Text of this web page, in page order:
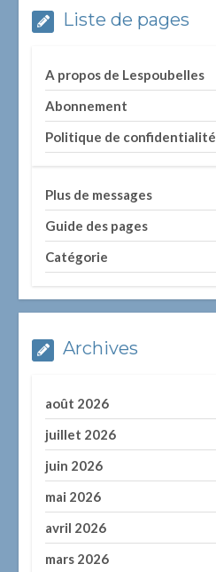
Liste de pages
A propos de Lespoubelles
Abonnement
Politique de confidentialité
Plus de messages
Guide des pages
Catégorie
Archives
août 2026
juillet 2026
juin 2026
mai 2026
avril 2026
mars 2026